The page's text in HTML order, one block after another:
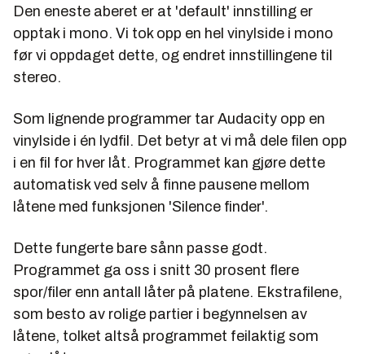
Den eneste aberet er at 'default' innstilling er
opptak i mono. Vi tok opp en hel vinylside i mono
før vi oppdaget dette, og endret innstillingene til
stereo.
Som lignende programmer tar Audacity opp en
vinylside i én lydfil. Det betyr at vi må dele filen opp
i en fil for hver låt. Programmet kan gjøre dette
automatisk ved selv å finne pausene mellom
låtene med funksjonen 'Silence finder'.
Dette fungerte bare sånn passe godt.
Programmet ga oss i snitt 30 prosent flere
spor/filer enn antall låter på platene. Ekstrafilene,
som besto av rolige partier i begynnelsen av
låtene, tolket altså programmet feilaktig som